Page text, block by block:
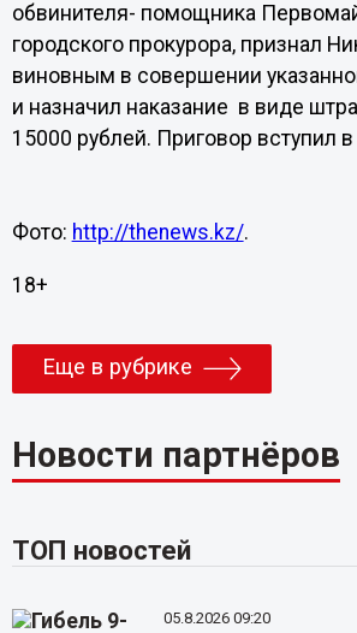
обвинителя- помощника
городского прокурора, признал
виновным в совершении
и назначил наказание в виде
15000 рублей. Приговор вступил
Фото: http://thenews.kz/.
18+
Еще в рубрике
Новости партнёров
ТОП новостей
05.8.2026 09:20